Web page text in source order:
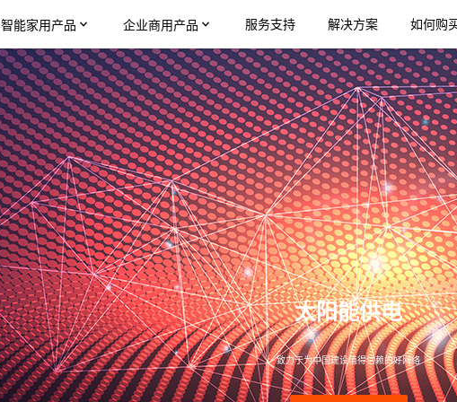
智能家用产品 企业商用产品 服务支持 解决方案 如何购
太阳能供电
致力于为中国建设值得信赖的好网络